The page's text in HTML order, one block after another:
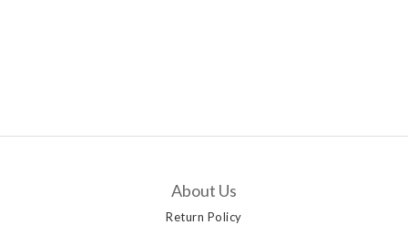
About Us
Return Policy